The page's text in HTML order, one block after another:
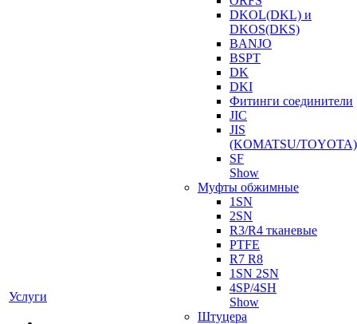
Услуги
DKOL(DKL) и
DKOS(DKS)
BANJO
BSPT
DK
DKI
Фитинги соединители
JIC
JIS
(KOMATSU/TOYOTA)
SF
Show
Муфты обжимные
1SN
2SN
R3/R4 тканевые
PTFE
R7 R8
1SN 2SN
4SP/4SH
Show
Штуцера